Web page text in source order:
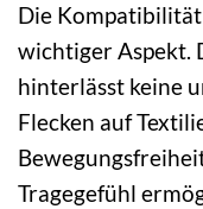
Die
wichtiger Aspekt.
hinterlässt keine
Flecken auf
Tragegefühl